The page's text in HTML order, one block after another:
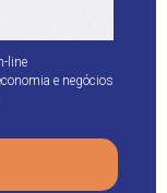
line
e negócios